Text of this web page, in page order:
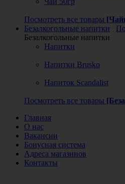
Посмотреть все товары
Безалкогольные напитки
Безалкогольные напитки
Напитки
Напитки Brusko
Напиток Scandalist
Посмотреть все товары
Главная
О нас
Вакансии
Бонусная система
Адреса магазинов
Контакты